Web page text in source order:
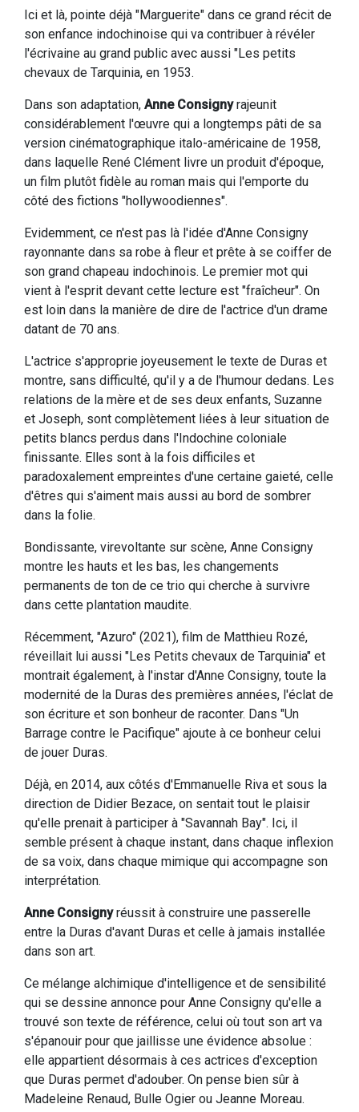
Ici et là, pointe déjà "Marguerite" dans ce grand récit de
son enfance indochinoise qui va contribuer à révéler
l'écrivaine au grand public avec aussi "Les petits
chevaux de Tarquinia, en 1953.
Dans son adaptation, Anne Consignyrajeunit
considérablement l'œuvre qui a longtemps pâti de sa
version cinématographique italo-américaine de 1958,
dans laquelle René Clément livre un produit d'époque,
un film plutôt fidèle au roman mais qui l'emporte du
côté des fictions "hollywoodiennes".
Evidemment, ce n'est pas là l'idée d'Anne Consigny
rayonnante dans sa robe à fleur et prête à se coiffer de
son grand chapeau indochinois. Le premier mot qui
vient à l'esprit devant cette lecture est "fraîcheur". On
est loin dans la manière de dire de l'actrice d'un drame
datant de 70 ans.
L'actrice s'approprie joyeusement le texte de Duras et
montre, sans difficulté, qu'il y a de l'humour dedans. Les
relations de la mère et de ses deux enfants, Suzanne
et Joseph, sont complètement liées à leur situation de
petits blancs perdus dans l'Indochine coloniale
finissante. Elles sont à la fois difficiles et
paradoxalement empreintes d'une certaine gaieté, celle
d'êtres qui s'aiment mais aussi au bord de sombrer
dans la folie.
Bondissante, virevoltante sur scène, Anne Consigny
montre les hauts et les bas, les changements
permanents de ton de ce trio qui cherche à survivre
dans cette plantation maudite.
Récemment, "Azuro" (2021), film de Matthieu Rozé,
réveillait lui aussi "Les Petits chevaux de Tarquinia" et
montrait également, à l'instar d'Anne Consigny, toute la
modernité de la Duras des premières années, l'éclat de
son écriture et son bonheur de raconter. Dans "Un
Barrage contre le Pacifique" ajoute à ce bonheur celui
de jouer Duras.
Déjà, en 2014, aux côtés d'Emmanuelle Riva et sous la
direction de Didier Bezace, on sentait tout le plaisir
qu'elle prenait à participer à "Savannah Bay". Ici, il
semble présent à chaque instant, dans chaque inflexion
de sa voix, dans chaque mimique qui accompagne son
interprétation.
Anne Consignyréussit à construire une passerelle
entre la Duras d'avant Duras et celle à jamais installée
dans son art.
Ce mélange alchimique d'intelligence et de sensibilité
qui se dessine annonce pour Anne Consigny qu'elle a
trouvé son texte de référence, celui où tout son art va
s'épanouir pour que jaillisse une évidence absolue :
elle appartient désormais à ces actrices d'exception
que Duras permet d'adouber. On pense bien sûr à
Madeleine Renaud, Bulle Ogier ou Jeanne Moreau.